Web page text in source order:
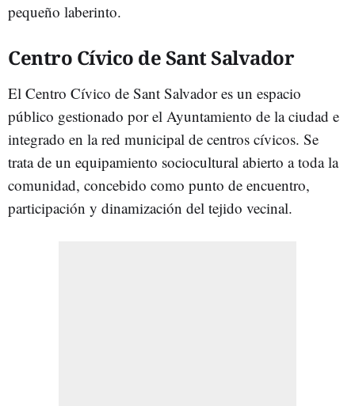
pequeño laberinto.
Centro Cívico de Sant Salvador
El Centro Cívico de Sant Salvador es un espacio
público gestionado por el Ayuntamiento de la ciudad e
integrado en la red municipal de centros cívicos. Se
trata de un equipamiento sociocultural abierto a toda la
comunidad, concebido como punto de encuentro,
participación y dinamización del tejido vecinal.